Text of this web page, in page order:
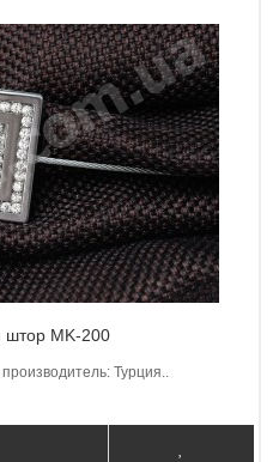
штор MK-200
Турция..